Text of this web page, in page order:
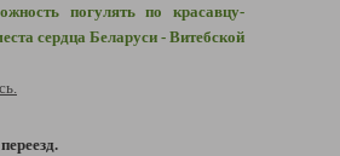
погулять по красавцу-
сердца Беларуси - Витебской